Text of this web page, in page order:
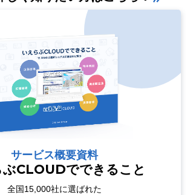
サービス概要資料
ぶCLOUDでできること
全国15,000社に選ばれた